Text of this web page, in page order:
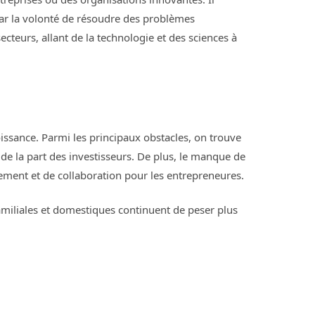
la volonté de résoudre des problèmes
allant de la technologie et des sciences à
Parmi les principaux obstacles, on trouve
la part des investisseurs. De plus, le manque de
et de collaboration pour les entrepreneures.
et domestiques continuent de peser plus